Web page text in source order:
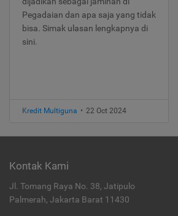
Pegadaian dan apa saja yang tidak
bisa. Simak ulasan lengkapnya di
sini.
Kredit Multiguna • 22 Oct 2024
Kontak Kami
Jl. Tomang Raya No. 38, Jatipulo
Palmerah, Jakarta Barat 11430